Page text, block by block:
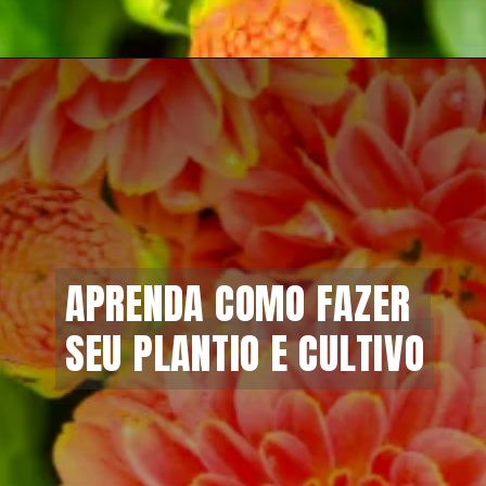
APRENDA COMO FAZER
SEU PLANTIO E CULTIVO
APRENDA COMO FAZER
SEU PLANTIO E CULTIVO